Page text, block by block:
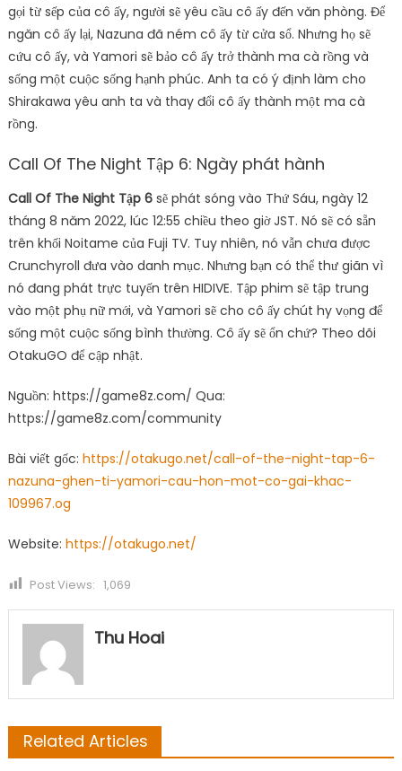
gọi từ sếp của cô ấy, người sẽ yêu cầu cô ấy đến văn phòng. Để
ngăn cô ấy lại, Nazuna đã ném cô ấy từ cửa sổ. Nhưng họ sẽ
cứu cô ấy, và Yamori sẽ bảo cô ấy trở thành ma cà rồng và
sống một cuộc sống hạnh phúc. Anh ta có ý định làm cho
Shirakawa yêu anh ta và thay đổi cô ấy thành một ma cà
rồng.
Call Of The Night Tập 6: Ngày phát hành
Call Of The Night Tập 6sẽ phát sóng vào Thứ Sáu, ngày 12
tháng 8 năm 2022, lúc 12:55 chiều theo giờ JST. Nó sẽ có sẵn
trên khối Noitame của Fuji TV. Tuy nhiên, nó vẫn chưa được
Crunchyroll đưa vào danh mục. Nhưng bạn có thể thư giãn vì
nó đang phát trực tuyến trên HIDIVE. Tập phim sẽ tập trung
vào một phụ nữ mới, và Yamori sẽ cho cô ấy chút hy vọng để
sống một cuộc sống bình thường. Cô ấy sẽ ổn chứ? Theo dõi
OtakuGO để cập nhật.
Nguồn: https://game8z.com/ Qua:
https://game8z.com/community
Bài viết gốc: https://otakugo.net/call-of-the-night-tap-6-
nazuna-ghen-ti-yamori-cau-hon-mot-co-gai-khac-
109967.og
Website: https://otakugo.net/
Post Views: 1,069
Thu Hoai
Related Articles